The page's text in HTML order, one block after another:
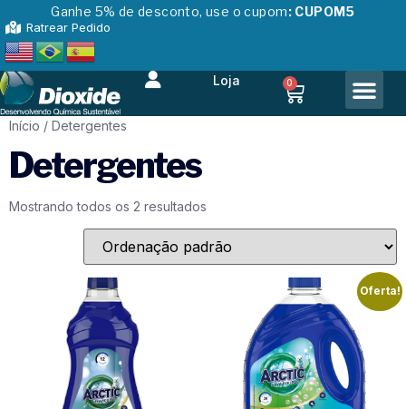
Ganhe 5% de desconto, use o cupom: CUPOM5
Ratrear Pedido
Loja 0
Início / Detergentes
Detergentes
Mostrando todos os 2 resultados
Oferta!